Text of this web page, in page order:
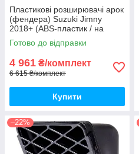
Пластикові розширювачі арок
(фендера) Suzuki Jimny
2018+ (ABS-пластик / на
скотчі 3М)
Готово до відправки
4 961 ₴/комплект
6 615 ₴/комплект
Купити
–22%